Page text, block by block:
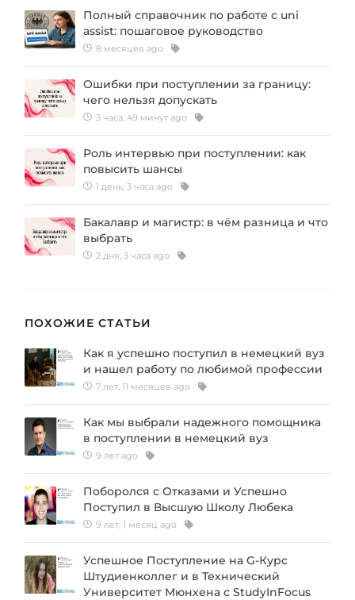
Полный справочник по работе с uni
assist: пошаговое руководство
8 месяцев ago
Ошибки при поступлении за границу:
чего нельзя допускать
3 часа, 49 минут ago
Роль интервью при поступлении: как
повысить шансы
1 день, 3 часа ago
Бакалавр и магистр: в чём разница и что
выбрать
2 дня, 3 часа ago
ПОХОЖИЕ СТАТЬИ
Как я успешно поступил в немецкий вуз
и нашел работу по любимой профессии
7 лет, 11 месяцев ago
Как мы выбрали надежного помощника
в поступлении в немецкий вуз
9 лет ago
Поборолся с Отказами и Успешно
Поступил в Высшую Школу Любека
9 лет, 1 месяц ago
Успешное Поступление на G-Курс
Штудиенколлег и в Технический
Университет Мюнхена с StudyInFocus